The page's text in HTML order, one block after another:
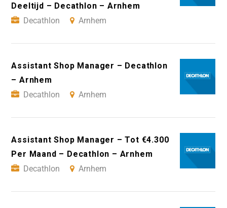
Deeltijd – Decathlon – Arnhem
Decathlon
Arnhem
Assistant Shop Manager – Decathlon
– Arnhem
Decathlon
Arnhem
Assistant Shop Manager – Tot €4.300
Per Maand – Decathlon – Arnhem
Decathlon
Arnhem